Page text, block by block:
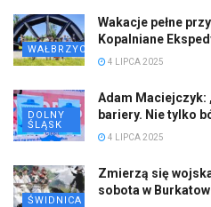
WAŁBRZYCH
Wakacje pełne
Kopalniane
4 LIPCA 2025
DOLNY
ŚLĄSK
Adam Maciejczyk:
bariery. Nie tylko
4 LIPCA 2025
ŚWIDNICA
Zmierzą się
sobota w